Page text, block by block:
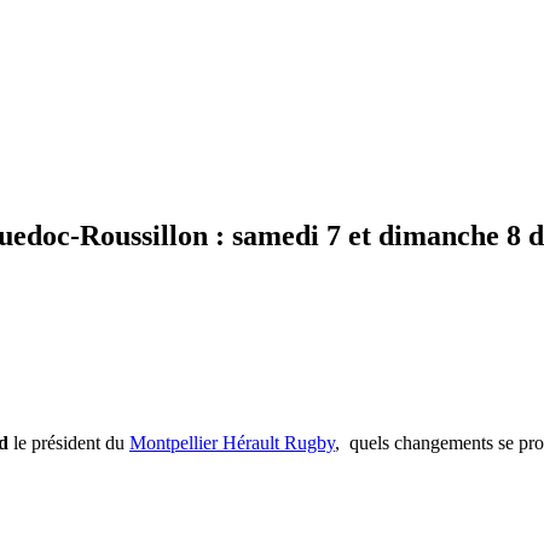
Roussillon : samedi 7 et dimanche 8
le président du Montpellier Hérault Rugby, quels changements se